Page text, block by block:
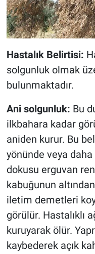
Hastalık Belirtisi:
solgunluk olmak
bulunmaktadır.
Ani solgunluk: Bu
ilkbahara kadar
aniden kurur. Bu
yönünde veya
dokusu erguvan
kabuğunun
iletim demetleri
görülür. Hastalıklı
kuruyarak ölür.
kaybederek açık